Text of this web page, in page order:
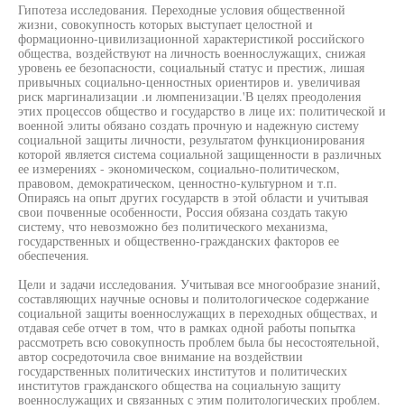
Гипотеза исследования. Переходные условия общественной
жизни, совокупность которых выступает целостной и
формационно-цивилизационной характеристикой российского
общества, воздействуют на личность военнослужащих, снижая
уровень ее безопасности, социальный статус и престиж, лишая
привычных социально-ценностных ориентиров и. увеличивая
риск маргинализации .и люмпенизации.'В целях преодоления
этих процессов общество и государство в лице их: политической и
военной элиты обязано создать прочную и надежную систему
социальной защиты личности, результатом функционирования
которой является система социальной защищенности в различных
ее измерениях - экономическом, социально-политическом,
правовом, демократическом, ценностно-культурном и т.п.
Опираясь на опыт других государств в этой области и учитывая
свои почвенные особенности, Россия обязана создать такую
систему, что невозможно без политического механизма,
государственных и общественно-гражданских факторов ее
обеспечения.
Цели и задачи исследования. Учитывая все многообразие знаний,
составляющих научные основы и политологическое содержание
социальной защиты военнослужащих в переходных обществах, и
отдавая себе отчет в том, что в рамках одной работы попытка
рассмотреть всю совокупность проблем была бы несостоятельной,
автор сосредоточила свое внимание на воздействии
государственных политических институтов и политических
институтов гражданского общества на социальную защиту
военнослужащих и связанных с этим политологических проблем.